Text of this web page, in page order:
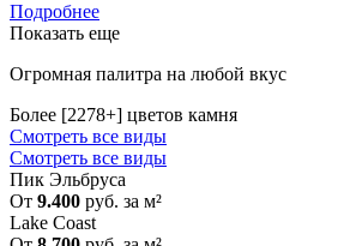
Подробнее
Показать еще
Огромная палитра на любой вкус
Более [2278+] цветов камня
Смотреть все виды
Смотреть все виды
Пик Эльбруса
От 9.400 руб. за м²
Lake Coast